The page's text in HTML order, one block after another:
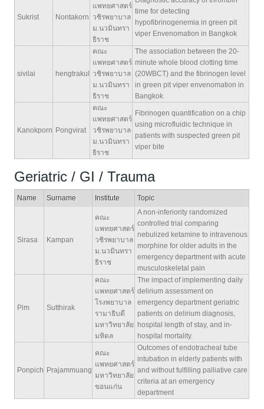
Sukrist Nontakorn
แพทยศาสตร์
วชิรพยาบาล
ม.นวมินทรา
ธิราช
time for detecting
hypofibrinogenemia in green pit
viper Envenomation in Bangkok
sivilai hengtrakul
คณะ
แพทยศาสตร์
วชิรพยาบาล
ม.นวมินทรา
ธิราช
The association between the 20-
minute whole blood clotting time
(20WBCT) and the fibrinogen level
in green pit viper envenomation in
Bangkok
Kanokporn Pongvirat
คณะ
แพทยศาสตร์
วชิรพยาบาล
ม.นวมินทรา
ธิราช
Fibrinogen quantification on a chip
using microfluidic technique in
patients with suspected green pit
viper bite
Geriatric / GI / Trauma
Name Surname Institute Topic
Sirasa Kampan
คณะ
แพทยศาสตร์
วชิรพยาบาล
ม.นวมินทรา
ธิราช
A non-inferiority randomized
controlled trial comparing
nebulized ketamine to intravenous
morphine for older adults in the
emergency department with acute
musculoskeletal pain
Pim Sutthirak
คณะ
แพทยศาสตร์
โรงพยาบาล
รามาธิบดี
มหาวิทยาลัย
มหิดล
The impact of implementing daily
delirium assessment on
emergency department geriatric
patients on delirium diagnosis,
hospital length of stay, and in-
hospital mortality.
Ponpich Prajammuang
คณะ
แพทยศาสตร์
มหาวิทยาลัย
ขอนแก่น
Outcomes of endotracheal tube
intubation in elderly patients with
and without fulfilling palliative care
criteria at an emergency
department